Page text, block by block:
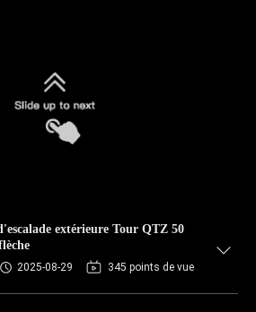
extérieure Tour QTZ 50
2025-08-29 345 points de vue